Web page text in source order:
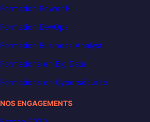
Formation Power BI
Formation DevOps
Formation Business Analyst
Formations en Big Data
Formations en Cybersécurité
NOS ENGAGEMENTS